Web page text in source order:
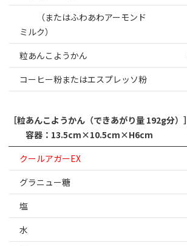
（またはふわあわアーモンド
ミルク）
粒あんこようかん
コーヒー粉またはエスプレッソ粉
［粒あんこようかん（できあがり量 192g分）］
容器：13.5cm×10.5cm×H6cm
クールアガーEX
グラニュー糖
塩
水